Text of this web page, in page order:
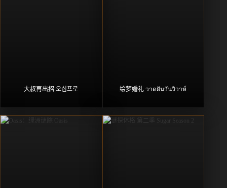
大叔再出招 오십프로 绘梦婚礼 วาดฝันวันวิวาห์